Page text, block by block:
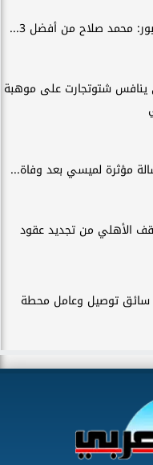
محمد صلاح من أفضل 3...
ينافس شتوتجارت على موهبة
مؤثرة لميسي بعد وفاة...
الأهلي من تجديد عقود
سائق توصيل وعامل محطة